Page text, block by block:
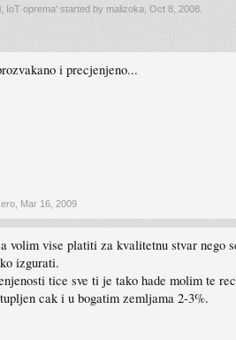
IoT oprema' started by malizoka Oct 8, 2008
i precjenjeno...
Mar 16, 2009
volim vise platiti za kvalitetnu stvar nego
izgurati.
tice sve ti je tako hade molim te
cak i u bogatim zemljama 2-3%.